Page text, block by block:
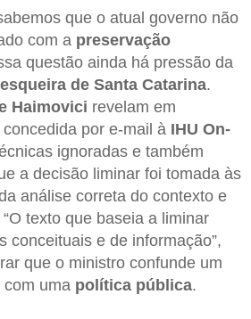
que o atual governo não
com a preservação
questão ainda há pressão da
de Santa Catarina.
Haimovici revelam em
por e-mail à IHU On-
ignoradas e também
a decisão liminar foi tomada às
análise correta do contexto e
texto que baseia a liminar
conceituais e de informação”,
que o ministro confunde um
uma política pública.